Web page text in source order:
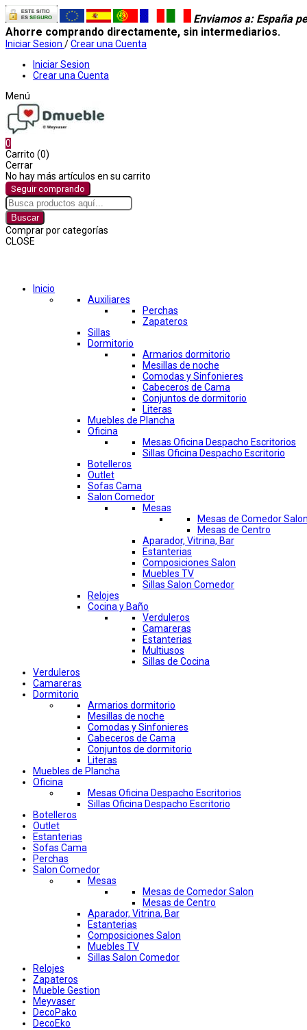
Enviamos a: España
Ahorre comprando directamente, sin intermediarios.
Iniciar Sesion /Crear una Cuenta
Iniciar Sesion
Crear una Cuenta
Menú
0
Carrito (0)
Cerrar
No hay más artículos en su carrito
Seguir comprando
Buscar
Comprar por categorías
CLOSE
Inicio
Auxiliares
Perchas
Zapateros
Sillas
Dormitorio
Armarios dormitorio
Mesillas de noche
Comodas y Sinfonieres
Cabeceros de Cama
Conjuntos de dormitorio
Literas
Muebles de Plancha
Oficina
Mesas Oficina Despacho Escritorios
Sillas Oficina Despacho Escritorio
Botelleros
Outlet
Sofas Cama
Salon Comedor
Mesas
Mesas de Comedor
Mesas de Centro
Aparador, Vitrina, Bar
Estanterias
Composiciones Salon
Muebles TV
Sillas Salon Comedor
Relojes
Cocina y Baño
Verduleros
Camareras
Estanterias
Multiusos
Sillas de Cocina
Verduleros
Camareras
Dormitorio
Armarios dormitorio
Mesillas de noche
Comodas y Sinfonieres
Cabeceros de Cama
Conjuntos de dormitorio
Literas
Muebles de Plancha
Oficina
Mesas Oficina Despacho Escritorios
Sillas Oficina Despacho Escritorio
Botelleros
Outlet
Estanterias
Sofas Cama
Perchas
Salon Comedor
Mesas
Mesas de Comedor Salon
Mesas de Centro
Aparador, Vitrina, Bar
Estanterias
Composiciones Salon
Muebles TV
Sillas Salon Comedor
Relojes
Zapateros
Mueble Gestion
Meyvaser
DecoPako
DecoEko